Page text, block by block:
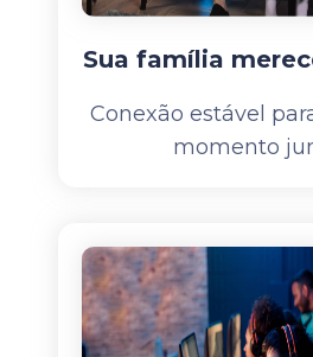
Sua família
Conexão estável
momento